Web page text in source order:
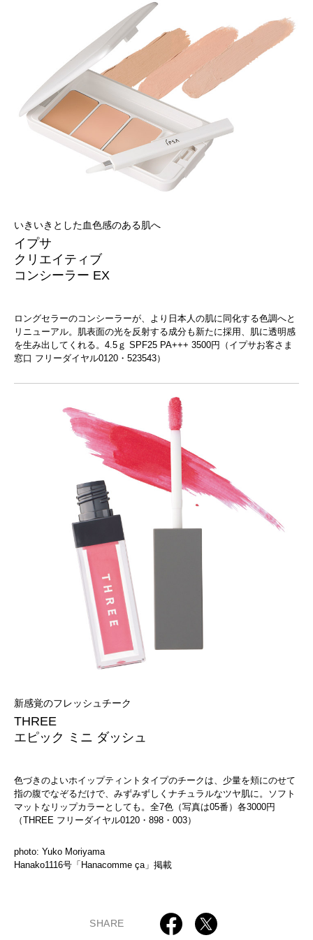
いきいきとした血色感のある肌へ
イプサ
クリエイティブ
コンシーラー EX
ロングセラーのコンシーラーが、より日本人の肌に同化する色調へと
リニューアル。肌表面の光を反射する成分も新たに採用、肌に透明感
を生み出してくれる。4.5ｇ SPF25 PA+++ 3500円（イプサお客さま
窓口 フリーダイヤル0120・523543）
新感覚のフレッシュチーク
THREE
エピック ミニ ダッシュ
色づきのよいホイップティントタイプのチークは、少量を頬にのせて
指の腹でなぞるだけで、みずみずしくナチュラルなツヤ肌に。ソフト
マットなリップカラーとしても。全7色（写真は05番）各3000円
（THREE フリーダイヤル0120・898・003）
photo: Yuko Moriyama
Hanako1116号「Hanacomme ça」掲載
SHARE